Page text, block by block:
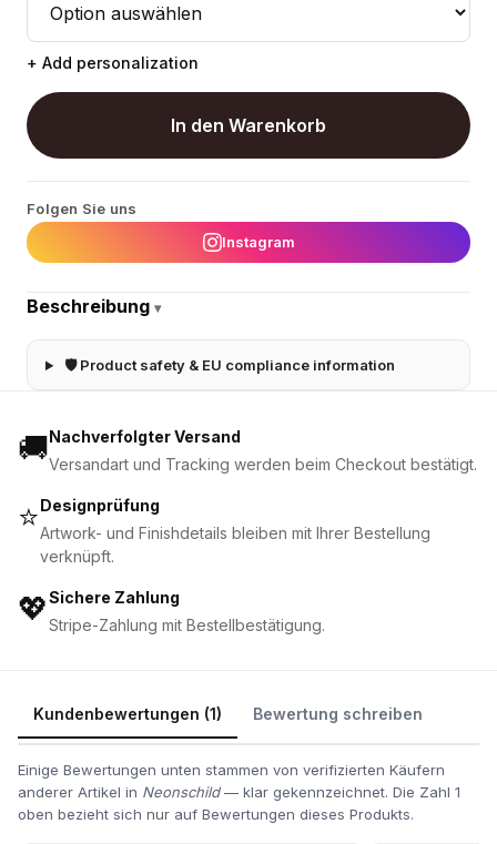
+ Add personalization
In den Warenkorb
Folgen Sie uns
Instagram
Beschreibung ▾
🛡 Product safety & EU compliance information
🚚Nachverfolgter Versand
Versandart und Tracking werden beim Checkout bestätigt.
⭐Designprüfung
Artwork- und Finishdetails bleiben mit Ihrer Bestellung
verknüpft.
💖Sichere Zahlung
Stripe-Zahlung mit Bestellbestätigung.
Kundenbewertungen (1) Bewertung schreiben
Einige Bewertungen unten stammen von verifizierten Käufern
anderer Artikel in Neonschild— klar gekennzeichnet. Die Zahl 1
oben bezieht sich nur auf Bewertungen dieses Produkts.